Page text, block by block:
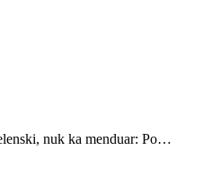
nuk ka menduar: Po…